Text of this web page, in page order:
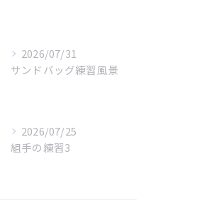
2026/07/31
サンドバッグ練習風景
2026/07/25
組手の練習3